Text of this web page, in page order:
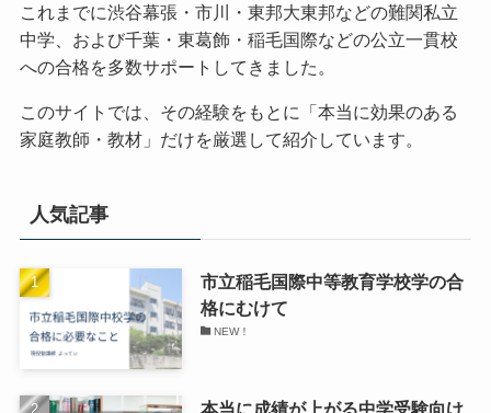
これまでに渋谷幕張・市川・東邦大東邦などの難関私立
中学、および千葉・東葛飾・稲毛国際などの公立一貫校
への合格を多数サポートしてきました。
このサイトでは、その経験をもとに「本当に効果のある
家庭教師・教材」だけを厳選して紹介しています。
人気記事
市立稲毛国際中等教育学校学の合
格にむけて
NEW！
本当に成績が上がる中学受験向け